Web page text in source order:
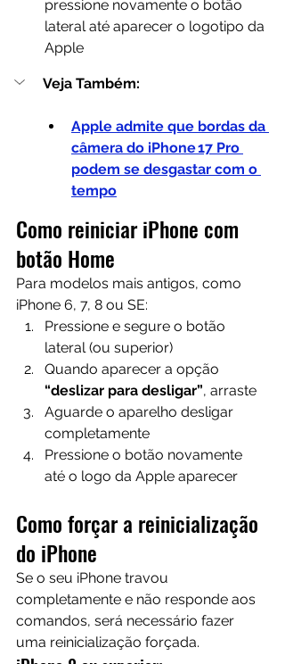
pressione novamente o botão
lateral até aparecer o logotipo da
Apple
Veja Também:
Apple admite que bordas da
câmera do iPhone 17 Pro
podem se desgastar com o
tempo
Como reiniciar iPhone com
botão Home
Para modelos mais antigos, como
iPhone 6, 7, 8 ou SE:
Pressione e segure o botão
lateral (ou superior)
Quando aparecer a opção
“deslizar para desligar”, arraste
Aguarde o aparelho desligar
completamente
Pressione o botão novamente
até o logo da Apple aparecer
Como forçar a reinicialização
do iPhone
Se o seu iPhone travou
completamente e não responde aos
comandos, será necessário fazer
uma reinicialização forçada.